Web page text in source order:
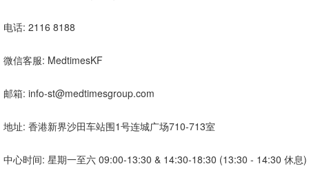
电话: 2116 8188
微信客服: MedtimesKF
邮箱: info-st@medtimesgroup.com
地址: 香港新界沙田车站围1号连城广场710-713室
中心时间: 星期一至六 09:00-13:30 & 14:30-18:30 (13:30 - 14:30 休息)